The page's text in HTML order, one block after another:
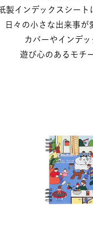
製インデックスシート
日々の小さな出来事が
カバーやインデ
遊び心のあるモチ